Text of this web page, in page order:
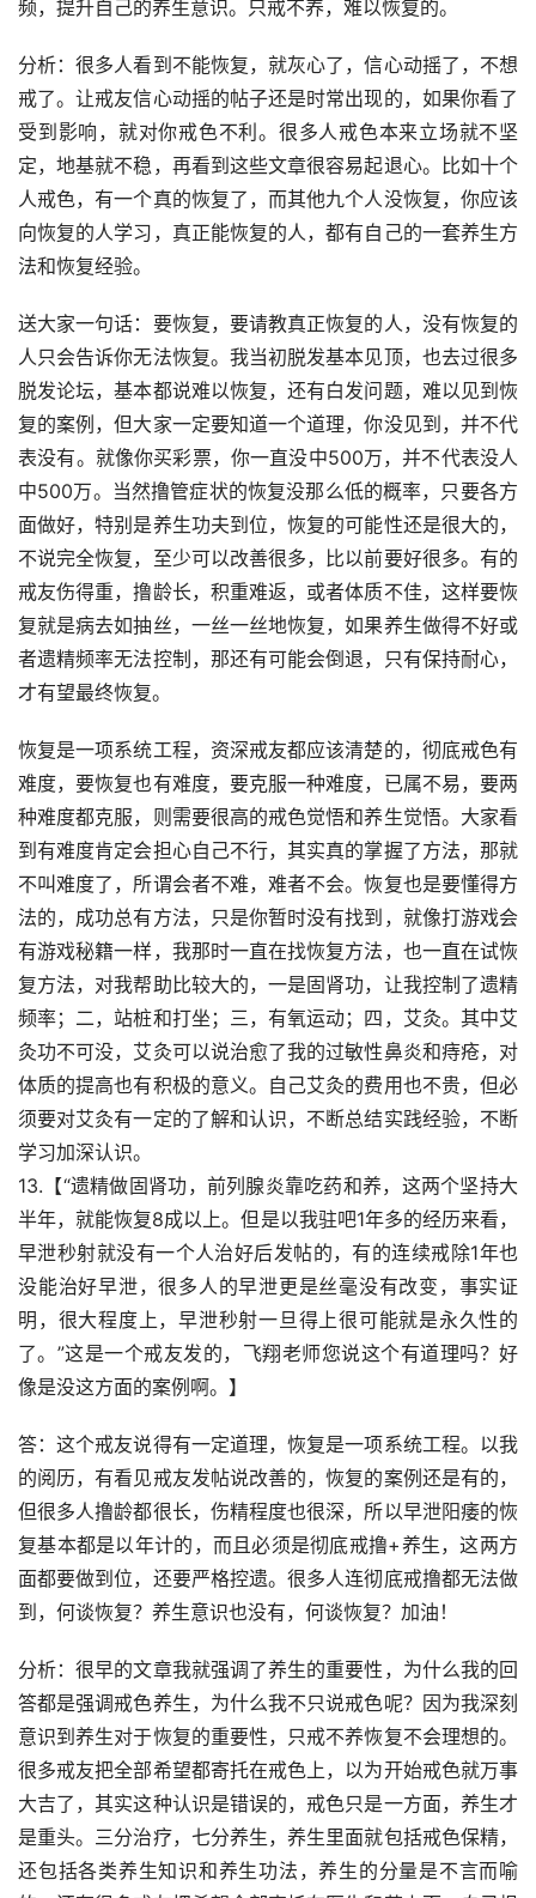
频，提升自己的养生意识。只戒不养，难以恢复的。
分析：很多人看到不能恢复，就灰心了，信心动摇了，不想
戒了。让戒友信心动摇的帖子还是时常出现的，如果你看了
受到影响，就对你戒色不利。很多人戒色本来立场就不坚
定，地基就不稳，再看到这些文章很容易起退心。比如十个
人戒色，有一个真的恢复了，而其他九个人没恢复，你应该
向恢复的人学习，真正能恢复的人，都有自己的一套养生方
法和恢复经验。
送大家一句话：要恢复，要请教真正恢复的人，没有恢复的
人只会告诉你无法恢复。我当初脱发基本见顶，也去过很多
脱发论坛，基本都说难以恢复，还有白发问题，难以见到恢
复的案例，但大家一定要知道一个道理，你没见到，并不代
表没有。就像你买彩票，你一直没中500万，并不代表没人
中500万。当然撸管症状的恢复没那么低的概率，只要各方
面做好，特别是养生功夫到位，恢复的可能性还是很大的，
不说完全恢复，至少可以改善很多，比以前要好很多。有的
戒友伤得重，撸龄长，积重难返，或者体质不佳，这样要恢
复就是病去如抽丝，一丝一丝地恢复，如果养生做得不好或
者遗精频率无法控制，那还有可能会倒退，只有保持耐心，
才有望最终恢复。
恢复是一项系统工程，资深戒友都应该清楚的，彻底戒色有
难度，要恢复也有难度，要克服一种难度，已属不易，要两
种难度都克服，则需要很高的戒色觉悟和养生觉悟。大家看
到有难度肯定会担心自己不行，其实真的掌握了方法，那就
不叫难度了，所谓会者不难，难者不会。恢复也是要懂得方
法的，成功总有方法，只是你暂时没有找到，就像打游戏会
有游戏秘籍一样，我那时一直在找恢复方法，也一直在试恢
复方法，对我帮助比较大的，一是固肾功，让我控制了遗精
频率；二，站桩和打坐；三，有氧运动；四，艾灸。其中艾
灸功不可没，艾灸可以说治愈了我的过敏性鼻炎和痔疮，对
体质的提高也有积极的意义。自己艾灸的费用也不贵，但必
须要对艾灸有一定的了解和认识，不断总结实践经验，不断
学习加深认识。
13.【“遗精做固肾功，前列腺炎靠吃药和养，这两个坚持大
半年，就能恢复8成以上。但是以我驻吧1年多的经历来看，
早泄秒射就没有一个人治好后发帖的，有的连续戒除1年也
没能治好早泄，很多人的早泄更是丝毫没有改变，事实证
明，很大程度上，早泄秒射一旦得上很可能就是永久性的
了。”这是一个戒友发的，飞翔老师您说这个有道理吗？好
像是没这方面的案例啊。】
答：这个戒友说得有一定道理，恢复是一项系统工程。以我
的阅历，有看见戒友发帖说改善的，恢复的案例还是有的，
但很多人撸龄都很长，伤精程度也很深，所以早泄阳痿的恢
复基本都是以年计的，而且必须是彻底戒撸+养生，这两方
面都要做到位，还要严格控遗。很多人连彻底戒撸都无法做
到，何谈恢复？养生意识也没有，何谈恢复？加油！
分析：很早的文章我就强调了养生的重要性，为什么我的回
答都是强调戒色养生，为什么我不只说戒色呢？因为我深刻
意识到养生对于恢复的重要性，只戒不养恢复不会理想的。
很多戒友把全部希望都寄托在戒色上，以为开始戒色就万事
大吉了，其实这种认识是错误的，戒色只是一方面，养生才
是重头。三分治疗，七分养生，养生里面就包括戒色保精，
还包括各类养生知识和养生功法，养生的分量是不言而喻